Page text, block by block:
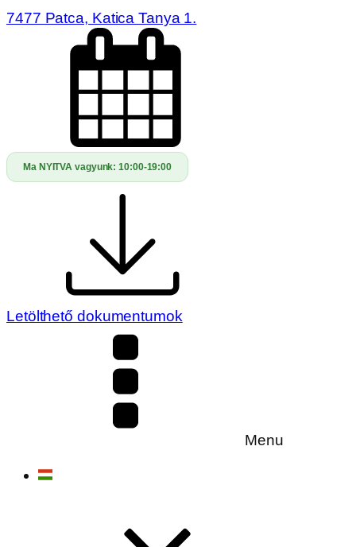
7477 Patca, Katica Tanya 1.
Ma NYITVA vagyunk:10:00-19:00
Letölthető dokumentumok
Menu